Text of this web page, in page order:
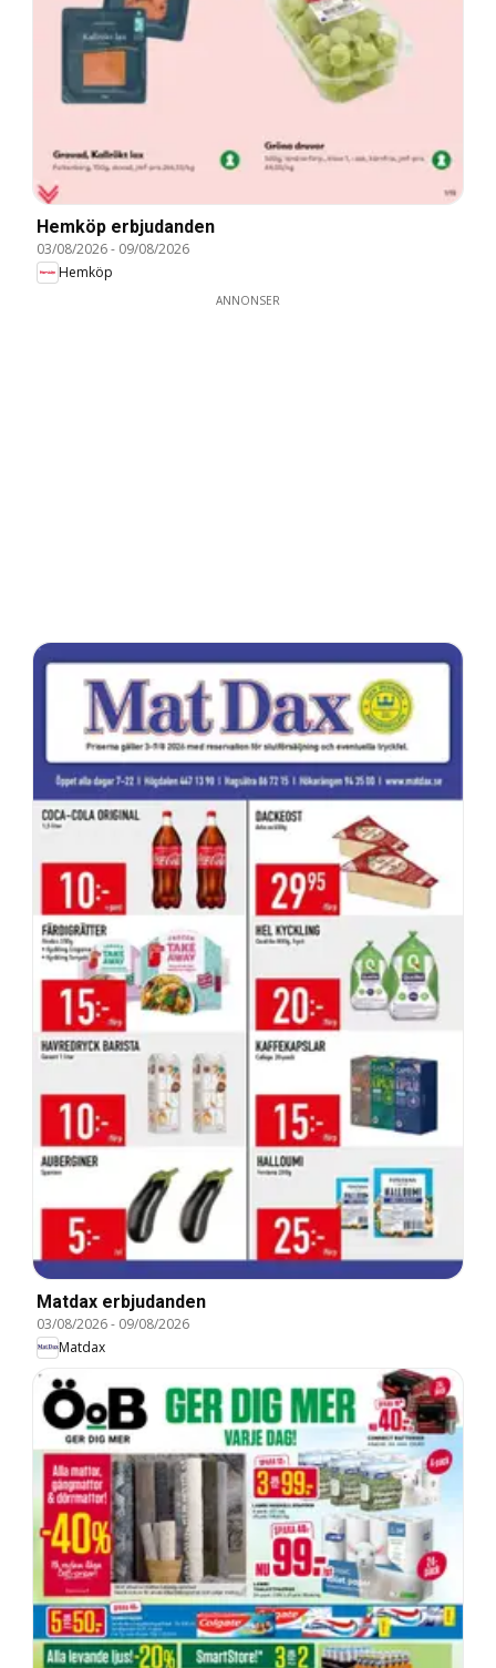
Hemköp erbjudanden
03/08/2026- 09/08/2026
Hemköp
ANNONSER
Matdax erbjudanden
03/08/2026- 09/08/2026
Matdax